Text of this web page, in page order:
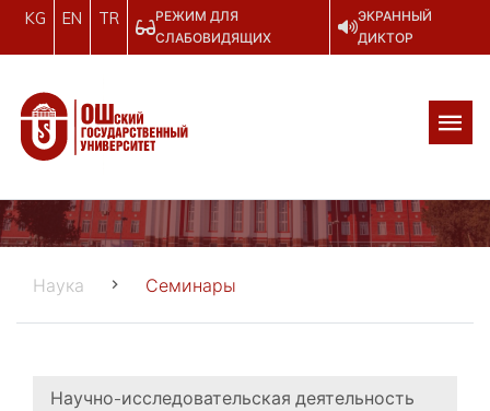
KG EN TR
РЕЖИМ ДЛЯ
СЛАБОВИДЯЩИХ
ЭКРАННЫЙ
ДИКТОР
Наука Семинары
Научно-исследовательская деятельность